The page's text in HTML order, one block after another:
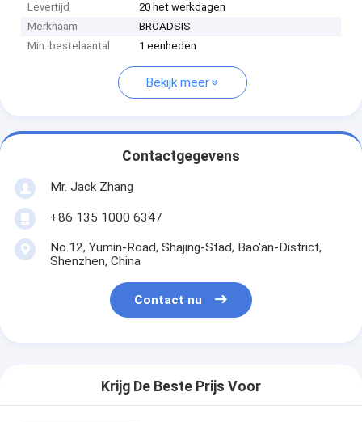
Levertijd
20 het werkdagen
Merknaam
BROADSIS
Min. bestelaantal
1 eenheden
Bekijk meer
Contactgegevens
Mr. Jack Zhang
+86 135 1000 6347
No.12, Yumin-Road, Shajing-Stad, Bao'an-District,
Shenzhen, China
Contact nu
Krijg De Beste Prijs Voor